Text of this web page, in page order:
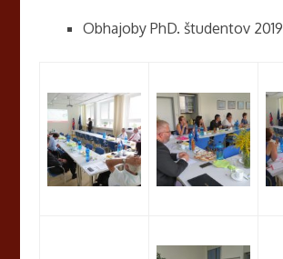
Obhajoby PhD. študentov 2019